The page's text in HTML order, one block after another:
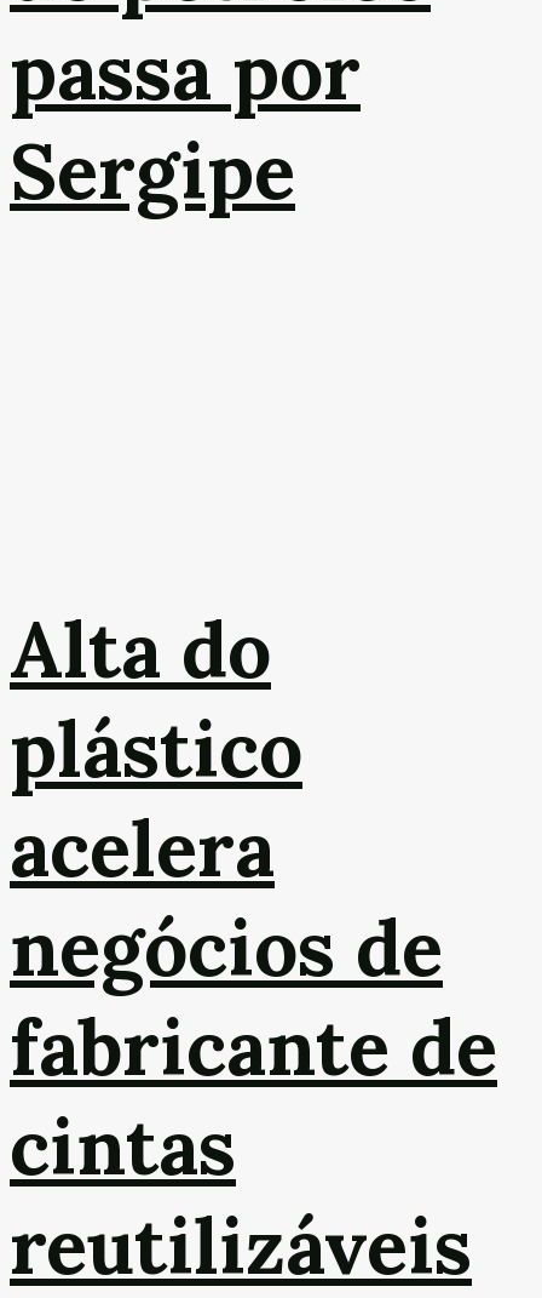
passa por
Sergipe
Alta do
plástico
acelera
negócios de
fabricante de
cintas
reutilizáveis